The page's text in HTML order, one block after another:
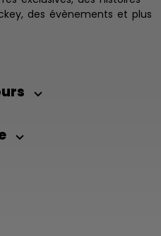
des évènements et plus